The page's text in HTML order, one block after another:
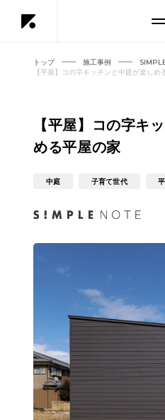
トップ 施工事例
【平屋】コの字キッチンと中庭が楽しめ
【平屋】コの字キ
める平屋の家
中庭 子育て世代